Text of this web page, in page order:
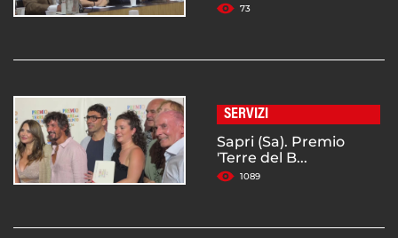
73
SERVIZI
Sapri (Sa). Premio
'Terre del B...
1089